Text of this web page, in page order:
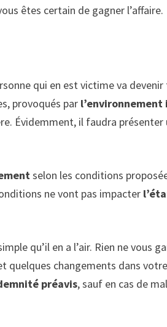
êtes certain de gagner l’affaire.
qui en est victime va
provoqués par
Évidemment, il faudra présenter
selon les conditions
ne vont pas impacter
qu’il en a l’air. Rien ne
quelques changements dans
préavis, sauf en cas de